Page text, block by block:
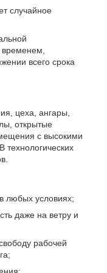
случайное
временем,
всего срока
цеха, ангары,
открытые
с высокими
технологических
любых условиях;
даже на ветру и
рабочей